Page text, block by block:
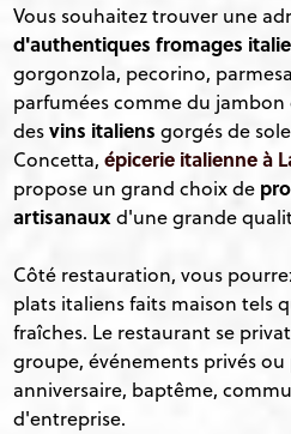
Vous souhaitez trouver une
d'authentiques fromages
gorgonzola, pecorino,
parfumées comme du jambon
desvins italiens gorgés de
Concetta,épicerie italienne à
propose un grand choix de
artisanauxd'une grande
Côté restauration, vous
plats italiens faits maison tels
fraîches. Le restaurant se
groupe, événements privés ou
anniversaire, baptême,
d'entreprise.